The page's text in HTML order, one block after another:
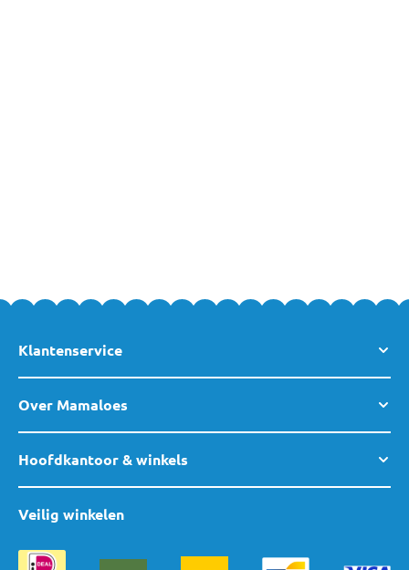
gezellig langs in een van
onze winkels !
Klantenservice
Over Mamaloes
Hoofdkantoor & winkels
Veilig winkelen